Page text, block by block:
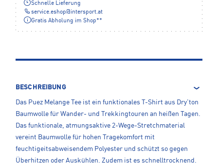
Schnelle Lieferung
service.eshop@ intersport.at
Gratis Abholung im Shop**
BESCHREIBUNG
Das Puez Melange Tee ist ein funktionales T-Shirt aus Dry'ton
Baumwolle für Wander- und Trekkingtouren an heißen Tagen.
Das funktionale, atmungsaktive 2-Wege-Stretchmaterial
vereint Baumwolle für hohen Tragekomfort mit
feuchtigeitsabweisendem Polyester und schützt so gegen
Überhitzen oder Auskühlen. Zudem ist es schnelltrocknend.